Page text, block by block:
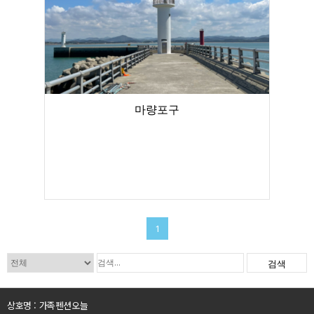
마량포구
1
검색
상호명 : 가족펜션오늘